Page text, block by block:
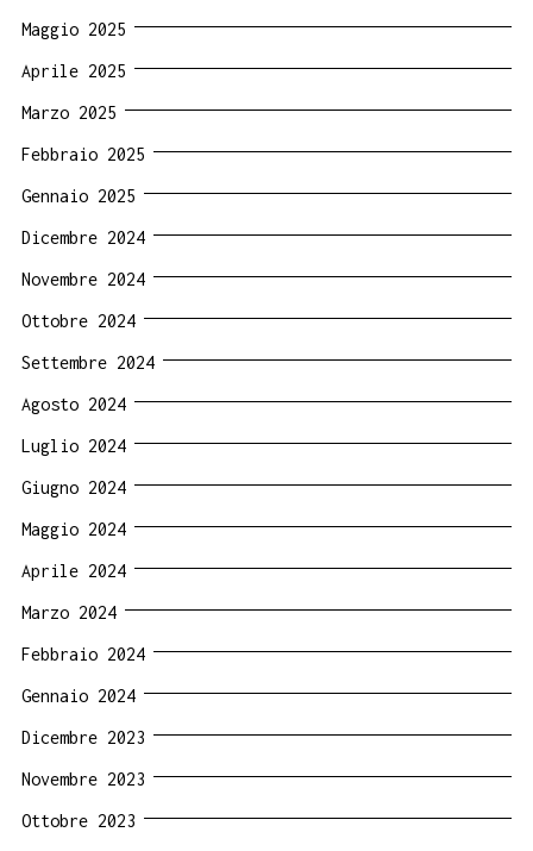
Maggio 2025
Aprile 2025
Marzo 2025
Febbraio 2025
Gennaio 2025
Dicembre 2024
Novembre 2024
Ottobre 2024
Settembre 2024
Agosto 2024
Luglio 2024
Giugno 2024
Maggio 2024
Aprile 2024
Marzo 2024
Febbraio 2024
Gennaio 2024
Dicembre 2023
Novembre 2023
Ottobre 2023